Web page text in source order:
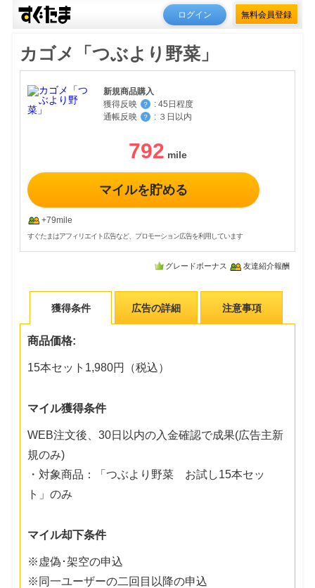
ログイン 無料会員登録
カゴメ「つぶより野菜」
新規商品購入
獲得反映
？ : 45日程度
通帳反映
？ : ３日以内
792
マイルを貯める
+79mile
すぐたまはアフィリエイト広告など、プロモーション広告を利用しています
グレードボーナス 友達紹介報酬
獲得条件 広告の詳細 注意事項
商品価格:
15本セット1,980円（税込）
マイル獲得条件
WEB注文後、30日以内の入金確認で成果(広告主新
規のみ)
・対象商品：「つぶより野菜 お試し15本セッ
ト」のみ
マイル却下条件
※虚偽･架空の申込
※同一ユーザーの二回目以降の申込